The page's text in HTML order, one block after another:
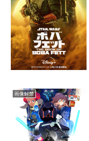
画像解禁